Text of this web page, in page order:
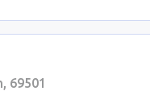
69501